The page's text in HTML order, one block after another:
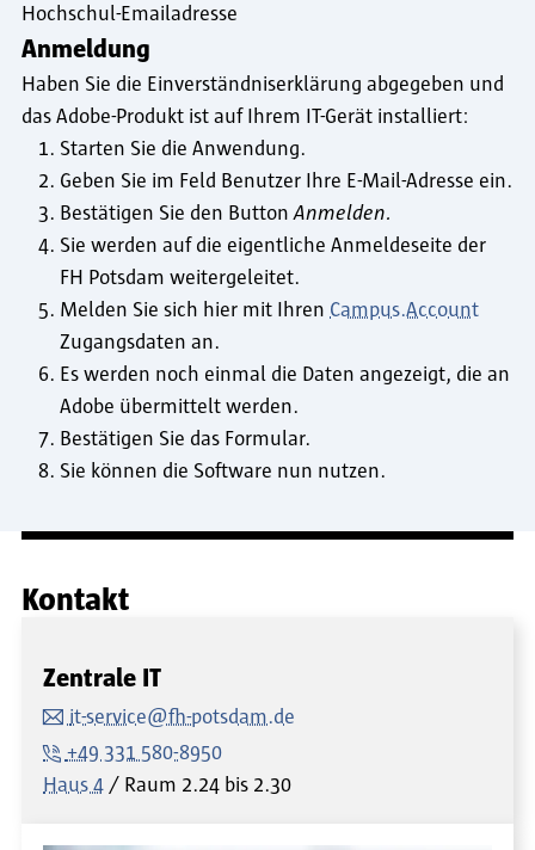
Hochschul-Emailadresse
Anmeldung
Haben Sie die Einverständniserklärung abgegeben und
das Adobe-Produkt ist auf Ihrem IT-Gerät installiert:
Starten Sie die Anwendung.
Geben Sie im Feld Benutzer Ihre E-Mail-Adresse ein.
Bestätigen Sie den ButtonAnmelden.
Sie werden auf die eigentliche Anmeldeseite der
FH Potsdam weitergeleitet.
Melden Sie sich hier mit Ihren Campus.Account
Zugangsdaten an.
Es werden noch einmal die Daten angezeigt, die an
Adobe übermittelt werden.
Bestätigen Sie das Formular.
Sie können die Software nun nutzen.
Kontakt
Zentrale IT
it-service@fh-potsdam.de
+49 331 580-8950
Haus 4
Raum 2.24 bis 2.30